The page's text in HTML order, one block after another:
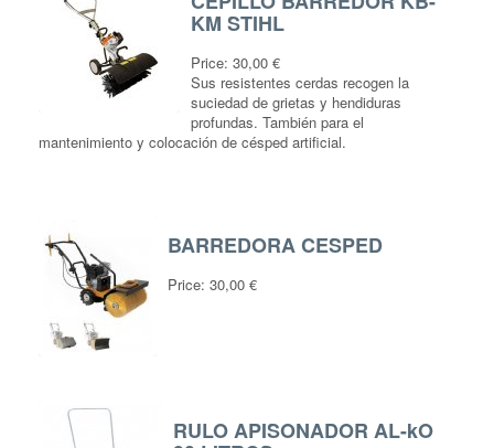
KM STIHL
Price: 30,00 €
Sus resistentes cerdas recogen la
suciedad de grietas y hendiduras
profundas. También para el
mantenimiento y colocación de césped artificial.
BARREDORA CESPED
Price: 30,00 €
RULO APISONADOR AL-kO